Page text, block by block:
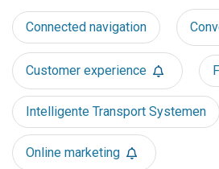
Connected navigation
Customer experience
Intelligente Transport Systemen
Online marketing